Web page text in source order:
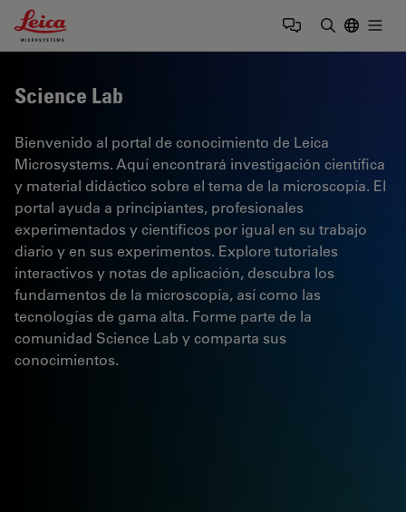
Leica Microsystems Logo
Science Lab
Bienvenido al portal de conocimiento de Leica
Microsystems. Aquí encontrará investigación científica
y material didáctico sobre el tema de la microscopía. El
portal ayuda a principiantes, profesionales
experimentados y científicos por igual en su trabajo
diario y en sus experimentos. Explore tutoriales
interactivos y notas de aplicación, descubra los
fundamentos de la microscopía, así como las
tecnologías de gama alta. Forme parte de la
comunidad Science Lab y comparta sus
conocimientos.